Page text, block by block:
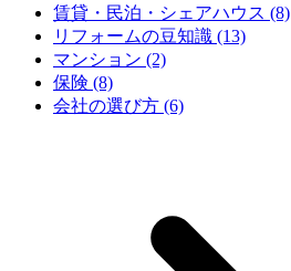
賃貸・民泊・シェアハウス (8)
リフォームの豆知識 (13)
マンション (2)
保険 (8)
会社の選び方 (6)